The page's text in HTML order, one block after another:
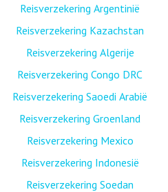
Reisverzekering Argentinië
Reisverzekering Kazachstan
Reisverzekering Algerije
Reisverzekering Congo DRC
Reisverzekering Saoedi Arabië
Reisverzekering Groenland
Reisverzekering Mexico
Reisverzekering Indonesië
Reisverzekering Soedan